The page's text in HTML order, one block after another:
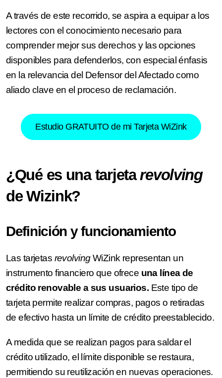
A través de este recorrido, se aspira a equipar a los
lectores con el conocimiento necesario para
comprender mejor sus derechos y las opciones
disponibles para defenderlos, con especial énfasis
en la relevancia del Defensor del Afectado como
aliado clave en el proceso de reclamación.
Estudio GRATUITO de mi Tarjeta WiZink
¿Qué es una tarjetarevolving
de Wizink?
Definición y funcionamiento
Las tarjetas revolvingWiZink representan un
instrumento financiero que ofrece una línea de
crédito renovable a sus usuarios. Este tipo de
tarjeta permite realizar compras, pagos o retiradas
de efectivo hasta un límite de crédito preestablecido.
A medida que se realizan pagos para saldar el
crédito utilizado, el límite disponible se restaura,
permitiendo su reutilización en nuevas operaciones.